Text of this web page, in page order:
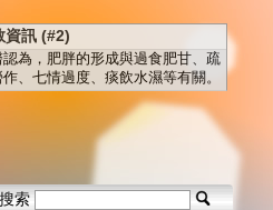
資訊 (#2)
認為，肥胖的形成與過食肥甘、疏
、七情過度、痰飲水濕等有關。
索